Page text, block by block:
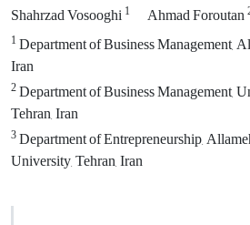
Shahrzad Vosooghi1 Ahmad Foroutan
1Department of Business Management,
Iran
2Department of Business Management,
Tehran, Iran
3Department of Entrepreneurship,
University, Tehran, Iran